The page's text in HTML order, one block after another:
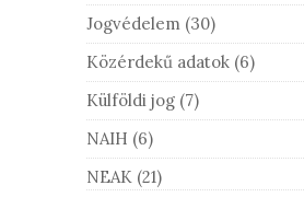
Jogvédelem(30)
Közérdekű adatok(6)
Külföldi jog(7)
NAIH (6)
NEAK(21)